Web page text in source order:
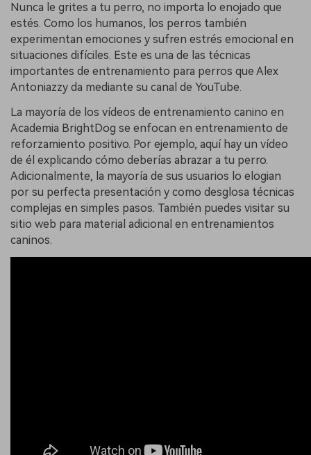
Nunca le grites a tu perro, no importa lo enojado que
estés. Como los humanos, los perros también
experimentan emociones y sufren estrés emocional en
situaciones difíciles. Este es una de las técnicas
importantes de entrenamiento para perros que Alex
Antoniazzy da mediante su canal de YouTube.
La mayoría de los vídeos de entrenamiento canino en
Academia BrightDog se enfocan en entrenamiento de
reforzamiento positivo. Por ejemplo, aquí hay un vídeo
de él explicando cómo deberías abrazar a tu perro.
Adicionalmente, la mayoría de sus usuarios lo elogian
por su perfecta presentación y como desglosa técnicas
complejas en simples pasos. También puedes visitar su
sitio web para material adicional en entrenamientos
caninos.